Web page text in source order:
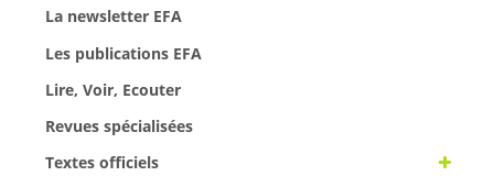
La newsletter EFA
Les publications EFA
Lire, Voir, Ecouter
Revues spécialisées
Textes officiels